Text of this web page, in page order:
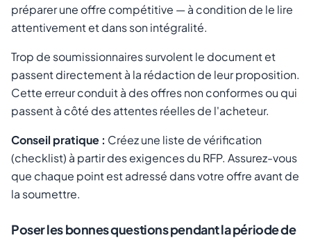
préparer une offre compétitive — à condition de le lire
attentivement et dans son intégralité.
Trop de soumissionnaires survolent le document et
passent directement à la rédaction de leur proposition.
Cette erreur conduit à des offres non conformes ou qui
passent à côté des attentes réelles de l'acheteur.
Conseil pratique : Créez une liste de vérification
(checklist) à partir des exigences du RFP. Assurez-vous
que chaque point est adressé dans votre offre avant de
la soumettre.
Poser les bonnes questions pendant la période de